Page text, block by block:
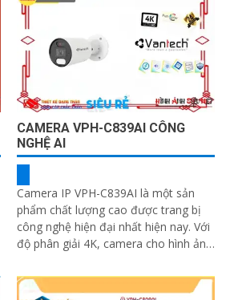
CAMERA VPH-C839AI CÔNG
NGHỆ AI
Camera IP VPH-C839AI là một sản
phẩm chất lượng cao được trang bị
công nghệ hiện đại nhất hiện nay. Với
độ phân giải 4K, camera cho hình ảnh